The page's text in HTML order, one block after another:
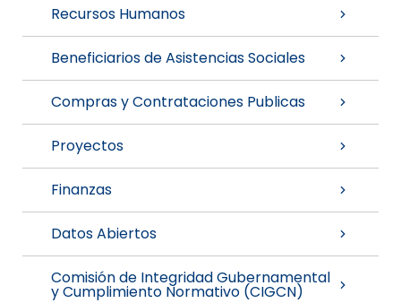
Recursos Humanos
Beneficiarios de Asistencias Sociales
Compras y Contrataciones Publicas
Proyectos
Finanzas
Datos Abiertos
Comisión de Integridad Gubernamental
y Cumplimiento Normativo (CIGCN)